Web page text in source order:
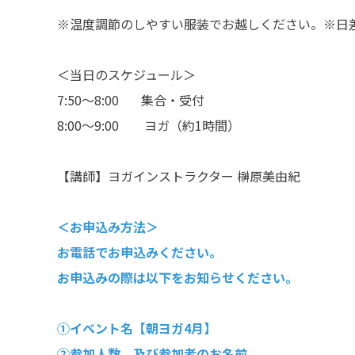
※温度調節のしやすい服装でお越しください。※日
＜当日のスケジュール＞
7:50～8:00 集合・受付
8:00～9:00 ヨガ（約1時間）
【講師】ヨガインストラクター 榊原美由紀
＜お申込み方法＞
お電話でお申込みください。
お申込みの際は以下をお知らせください。
①イベント名【朝ヨガ4月】